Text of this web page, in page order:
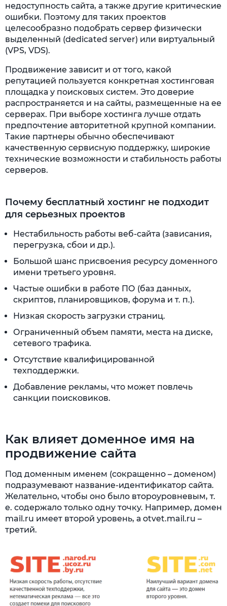
недоступность сайта, а также другие критические
ошибки. Поэтому для таких проектов
целесообразно подобрать сервер физически
выделенный (dedicated server) или виртуальный
(VPS, VDS).
Продвижение зависит и от того, какой
репутацией пользуется конкретная хостинговая
площадка у поисковых систем. Это доверие
распространяется и на сайты, размещенные на ее
серверах. При выборе хостинга лучше отдать
предпочтение авторитетной крупной компании.
Такие партнеры обычно обеспечивают
качественную сервисную поддержку, широкие
технические возможности и стабильность работы
серверов.
Почему бесплатный хостинг не подходит
для серьезных проектов
Нестабильность работы веб-сайта (зависания,
перегрузка, сбои и др.).
Большой шанс присвоения ресурсу доменного
имени третьего уровня.
Частые ошибки в работе ПО (баз данных,
скриптов, планировщиков, форума и т. п.).
Низкая скорость загрузки страниц.
Ограниченный объем памяти, места на диске,
сетевого трафика.
Отсутствие квалифицированной
техподдержки.
Добавление рекламы, что может повлечь
санкции поисковиков.
Как влияет доменное имя на
продвижение сайта
Под доменным именем (сокращенно – доменом)
подразумевают название-идентификатор сайта.
Желательно, чтобы оно было второуровневым, т.
е. содержало только одну точку. Например, домен
mail.ru имеет второй уровень, а otvet.mail.ru –
третий.